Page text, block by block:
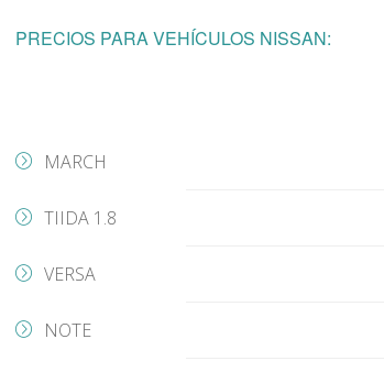
PRECIOS PARA VEHÍCULOS NISSAN:
MARCH
TIIDA 1.8
VERSA
NOTE